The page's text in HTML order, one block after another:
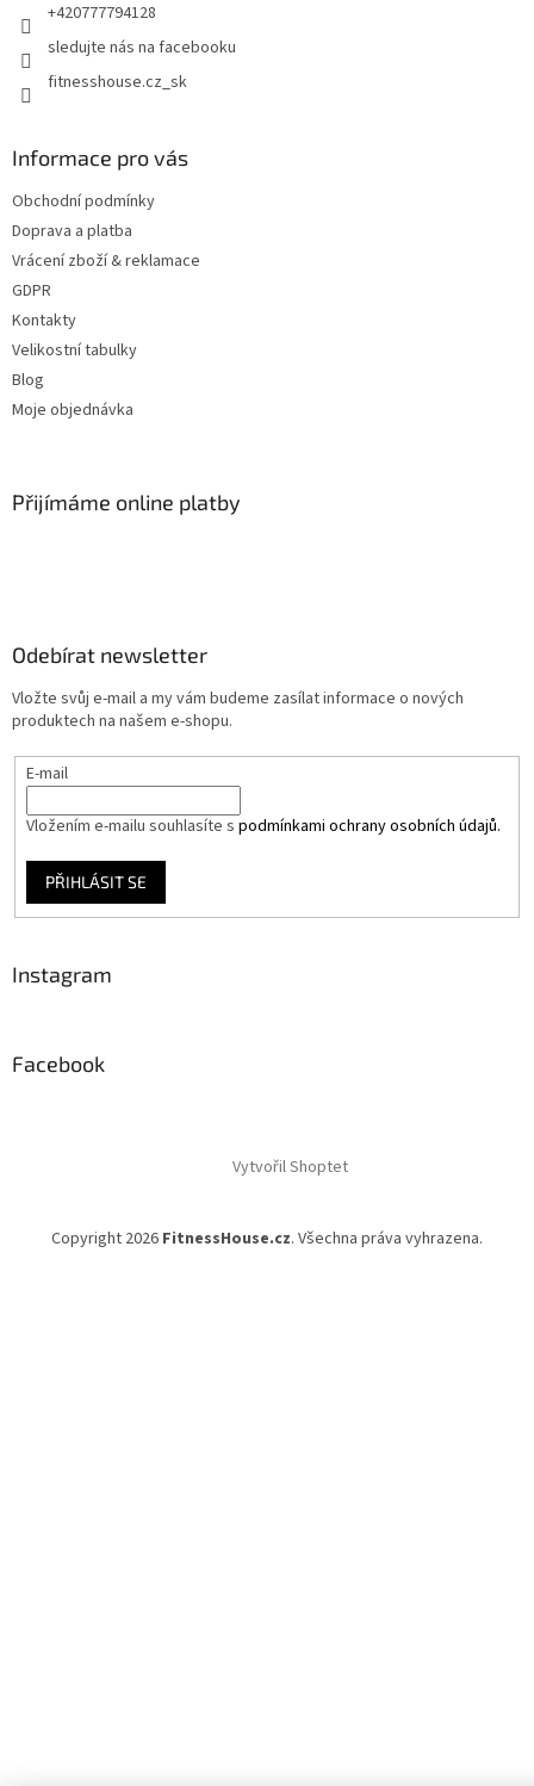
+420777794128
sledujte nás na facebooku
fitnesshouse.cz_sk
Informace pro vás
Obchodní podmínky
Doprava a platba
Vrácení zboží & reklamace
GDPR
Kontakty
Velikostní tabulky
Blog
Moje objednávka
Přijímáme online platby
Odebírat newsletter
Vložte svůj e-mail a my vám budeme zasílat informace o nových
produktech na našem e-shopu.
E-mail
Vložením e-mailu souhlasíte s podmínkami ochrany osobních údajů.
PŘIHLÁSIT SE
Instagram
Facebook
Vytvořil Shoptet
Copyright 2026 FitnessHouse.cz. Všechna práva vyhrazena.